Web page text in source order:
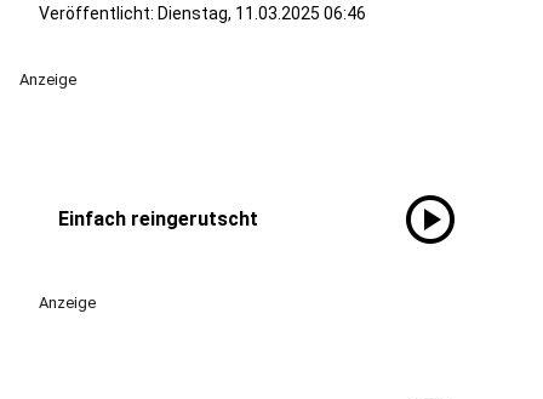
Veröffentlicht: Dienstag, 11.03.2025 06:46
Anzeige
Einfach reingerutscht play_circle
Anzeige